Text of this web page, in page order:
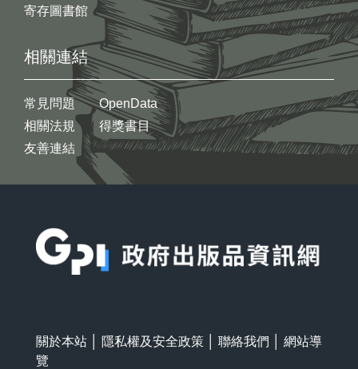
寄存圖書館
相關連結
常見問題
相關法規
友善連結
OpenData
得獎書目
關於本站 隱私權及安全政策 聯絡我們
網站導
覽